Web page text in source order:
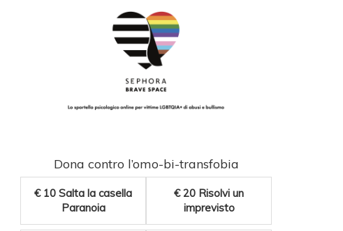
Dona contro l’omo-bi-transfobia
€ 10 Salta la casella
Paranoia
€ 20 Risolvi un
imprevisto